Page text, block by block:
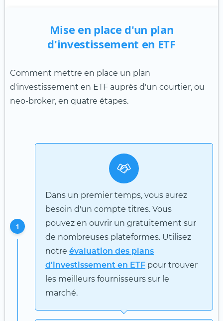
Mise en place d'un plan
d'investissement en ETF
Comment mettre en place un plan
d'investissement en ETF auprès d'un courtier, ou
neo-broker, en quatre étapes.
1
Dans un premier temps, vous aurez
besoin d'un compte titres. Vous
pouvez en ouvrir un gratuitement sur
de nombreuses plateformes. Utilisez
notre évaluation des plans
d'investissement en ETF pour trouver
les meilleurs fournisseurs sur le
marché.